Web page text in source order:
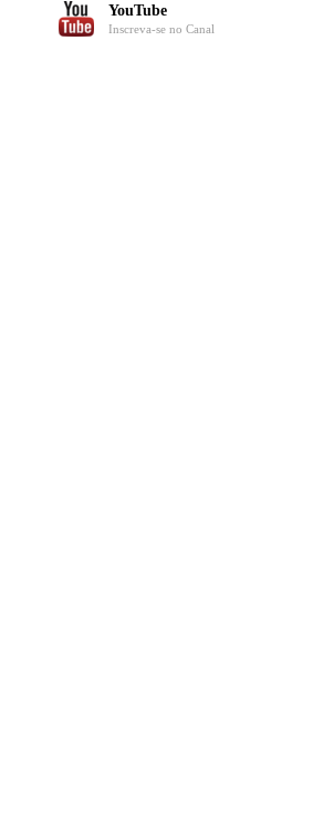
YouTube
Inscreva-se no Canal